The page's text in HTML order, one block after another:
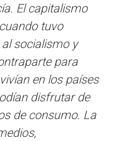
El capitalismo
tuvo
socialismo y
para
en los países
disfrutar de
de consumo. La